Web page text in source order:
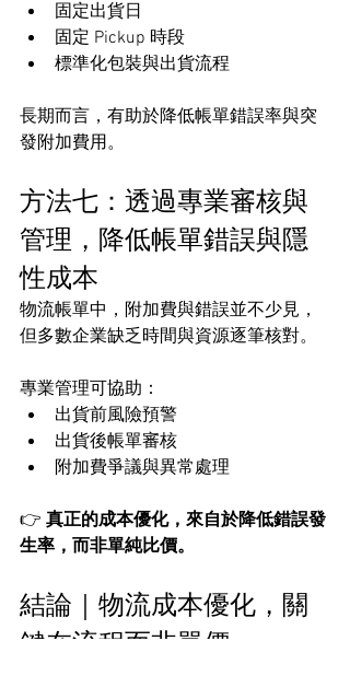
固定出貨日
固定 Pickup 時段
標準化包裝與出貨流程
長期而言，有助於降低帳單錯誤率與突
發附加費用。
方法七：透過專業審核與
管理，降低帳單錯誤與隱
性成本
物流帳單中，附加費與錯誤並不少見，
但多數企業缺乏時間與資源逐筆核對。
專業管理可協助：
出貨前風險預警
出貨後帳單審核
附加費爭議與異常處理
👉 真正的成本優化，來自於降低錯誤發
生率，而非單純比價。
結論｜物流成本優化，關
鍵在流程而非單價